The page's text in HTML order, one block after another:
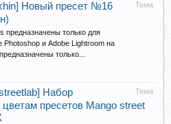
Тема
Новый пресет №16
предназначены только для
Photoshop и Adobe Lightroom на
только...
Тема
Набор
пресетов Mango street